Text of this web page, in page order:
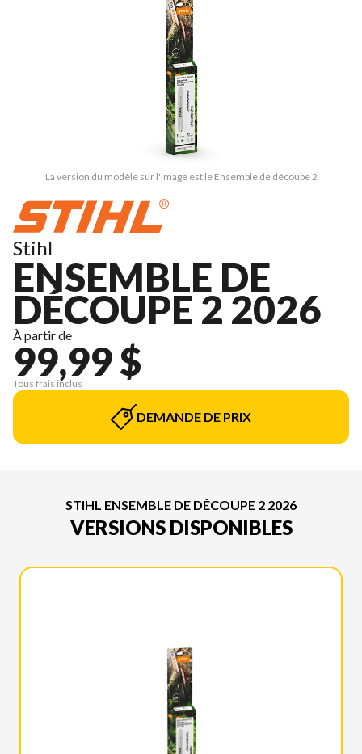
La version du modèle sur l'image est le Ensemble de découpe 2
Stihl
ENSEMBLE DE
DÉCOUPE 2 2026
À partir de
99,99 $
Tous frais inclus
DEMANDE DE PRIX
STIHL ENSEMBLE DE DÉCOUPE 2 2026
VERSIONS DISPONIBLES